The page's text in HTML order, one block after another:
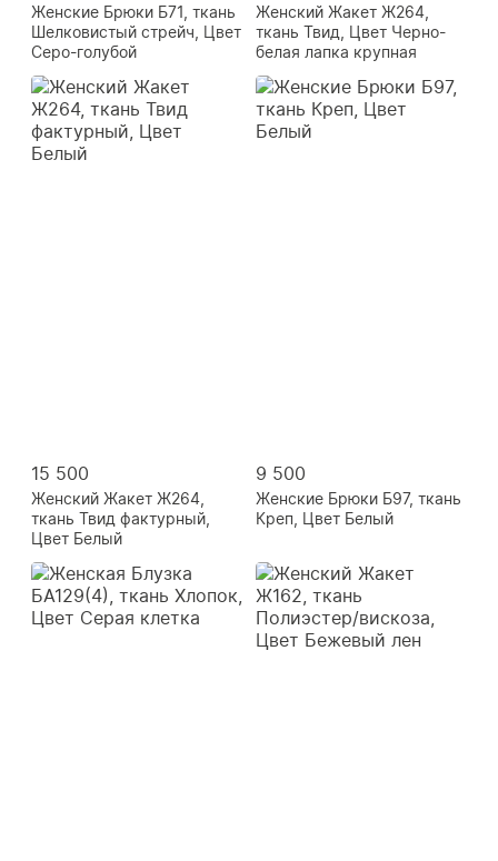
Женские Брюки Б71, ткань
Шелковистый стрейч, Цвет
Серо-голубой
Женский Жакет Ж264,
ткань Твид, Цвет Черно-
белая лапка крупная
15 500
Женский Жакет Ж264,
ткань Твид фактурный,
Цвет Белый
9 500
Женские Брюки Б97, ткань
Креп, Цвет Белый